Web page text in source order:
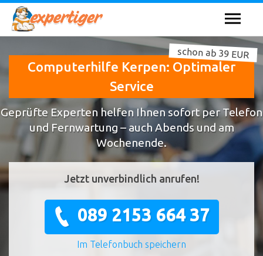
Computerhilfe Kerpen: Optimaler
Service
schon ab 39 EUR
Geprüfte Experten helfen Ihnen sofort per Telefon
und Fernwartung – auch Abends und am
Wochenende.
Jetzt unverbindlich anrufen!
089 2153 664 37
Im Telefonbuch speichern